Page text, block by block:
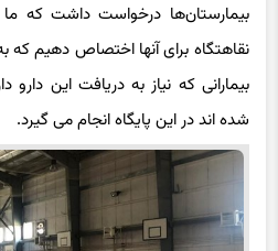
بیمارستان‌ها درخواست داشت که ما
نقاهتگاه برای آنها اختصاص دهیم که
بیمارانی که نیاز به دریافت این
شده اند در این پایگاه‌ انجام می گیرد.